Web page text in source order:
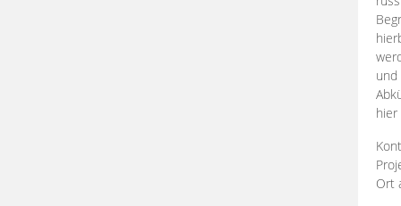
und
Ort